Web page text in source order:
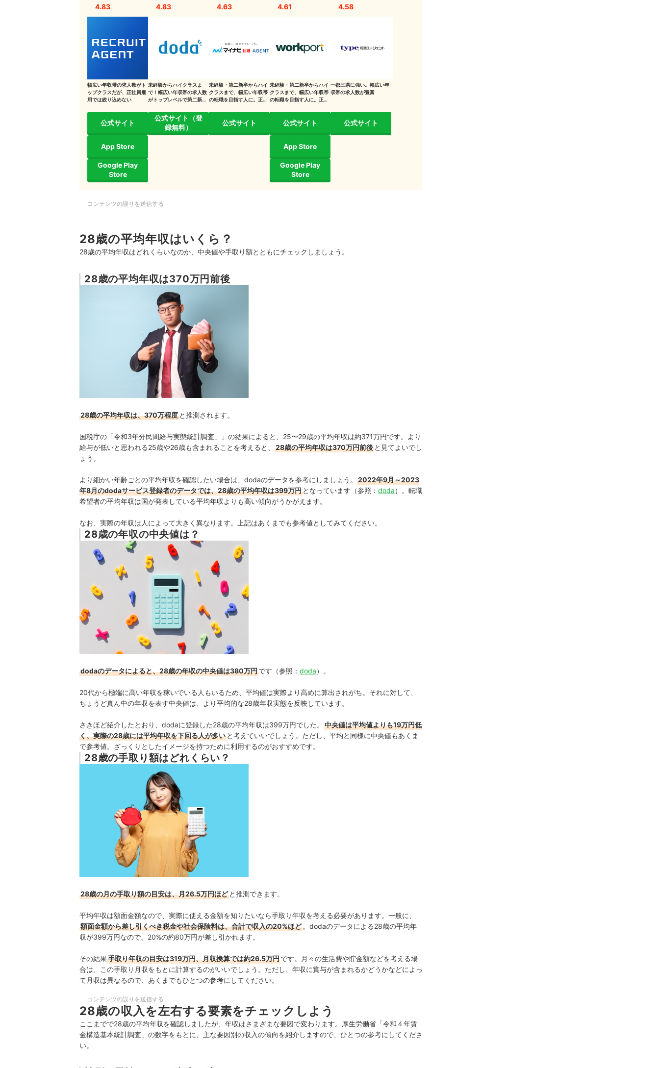
会社規模：一般に大企業ほど収入が高い
28歳が年収アップのためにできることはある？
副業で本業の収入を補う
独立・起業する
好条件の求人を探し転職する
4.83
幅広い年収帯の求人数がト
ップクラスだが、正社員雇
用では絞り込めない
公式サイト
App Store
Google Play
Store
4.83
未経験からハイクラスま
で！幅広い年収帯の求人数
がトップレベルで第二新
公式サイト（登
録無料）
4.63
未経験・第二新卒からハイ
クラスまで、幅広い年収帯
の転職を目指す人に。正社
公式サイト
4.61
未経験・第二新卒からハイ
クラスまで、幅広い年収帯
の転職を目指す人に。正社
込めない
公式サイト
App Store
Google Play
Store
4.58
一都三県に強い。幅広い年
収帯の求人数が豊富
公式サイト
コンテンツの誤りを送信する
28歳の平均年収はいくら？
28歳の平均年収はどれくらいなのか、中央値や手取り額とともにチェックしましょう。
28歳の平均年収は370万円前後
28歳の平均年収は、370万程度 と推測されます。
国税庁の「令和3年分民間給与実態統計調査」」の結果によると、25〜29歳の平均年収は約371万円です。より
給与が低いと思われる25歳や26歳も含まれることを考えると、
28歳の平均年収は370万円前後 と見てよいでし
ょう。
より細かい年齢ごとの平均年収を確認したい場合は、dodaのデータを参考にしましょう。
2022年9月～2023
年8月のdodaサービス登録者のデータでは、28歳の平均年収は399万円 となっています（参照： doda）。転職
希望者の平均年収は国が発表している平均年収よりも高い傾向がうかがえます。
なお、実際の年収は人によって大きく異なります。上記はあくまでも参考値としてみてください。
28歳の年収の中央値は？
dodaのデータによると、28歳の年収の中央値は380万円です（参照： doda）。
20代から極端に高い年収を稼いでいる人もいるため、平均値は実際より高めに算出されがち。それに対して、
ちょうど真ん中の年収を表す中央値は、より平均的な28歳年収実態を反映しています。
さきほど紹介したとおり、dodaに登録した28歳の平均年収は399万円でした。
中央値は平均値よりも19万円低
く、実際の28歳には平均年収を下回る人が多い と考えていいでしょう。ただし、平均と同様に中央値もあくま
で参考値。ざっくりとしたイメージを持つために利用するのがおすすめです。
28歳の手取り額はどれくらい？
28歳の月の手取り額の目安は、月26.5万円ほど と推測できます。
平均年収は額面金額なので、実際に使える金額を知りたいなら手取り年収を考える必要があります。一般に、
額面金額から差し引くべき税金や社会保険料は、合計で収入の20%ほど 。dodaのデータによる28歳の平均年
収が399万円なので、20%の約80万円が差し引かれます。
その結果手取り年収の目安は319万円、月収換算では約26.5万円です。月々の生活費や貯金額などを考える場
合は、この手取り月収をもとに計算するのがいいでしょう。ただし、年収に賞与が含まれるかどうかなどによっ
て月収は異なるので、あくまでもひとつの参考にしてください。
コンテンツの誤りを送信する
28歳の収入を左右する要素をチェックしよう
ここまでで28歳の平均年収を確認しましたが、年収はさまざまな要因で変わります。厚生労働省「令和４年賃
金構造基本統計調査」の数字をもとに、主な要因別の収入の傾向を紹介しますので、ひとつの参考にしてくださ
い。